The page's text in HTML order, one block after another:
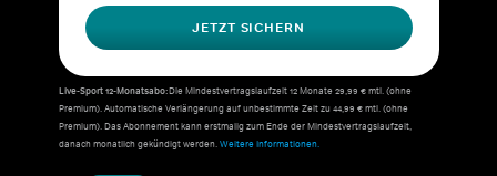
JETZT SICHERN
Live-Sport 12-Monatsabo:Die Mindestvertragslaufzeit 12 Monate 29,99 € mtl. (ohne
Premium). Automatische Verlängerung auf unbestimmte Zeit zu 44,99 € mtl. (ohne
Premium). Das Abonnement kann erstmalig zum Ende der Mindestvertragslaufzeit,
danach monatlich gekündigt werden.Weitere Informationen.